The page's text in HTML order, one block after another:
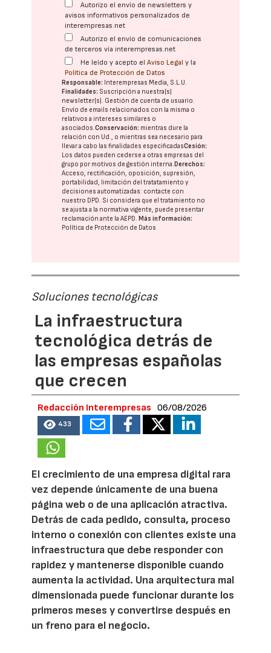
Autorizo el envío de newsletters y
avisos informativos personalizados de
interempresas.net
Autorizo el envío de comunicaciones
de terceros vía interempresas.net
He leído y acepto elAviso Legal y la
Política de Protección de Datos
Responsable: Interempresas Media, S.L.U.
Finalidades: Suscripción a nuestra(s)
newsletter(s). Gestión de cuenta de usuario.
Envío de emails relacionados con la misma o
relativos a intereses similares o
asociados.Conservación: mientras dure la
relación con Ud., o mientras sea necesario para
llevar a cabo las finalidades especificadasCesión:
Los datos pueden cederse a otras empresas del
grupo por motivos de gestión interna. Derechos:
Acceso, rectificación, oposición, supresión,
portabilidad, limitación del tratatamiento y
decisiones automatizadas: contacte con
nuestro DPD. Si considera que el tratamiento no
se ajusta a la normativa vigente, puede presentar
reclamación ante laAEPD. Más información:
Política de Protección de Datos
Soluciones tecnológicas
La infraestructura
tecnológica detrás de
las empresas españolas
que crecen
Redacción Interempresas 06/08/2026
433
El crecimiento de una empresa digital rara
vez depende únicamente de una buena
página web o de una aplicación atractiva.
Detrás de cada pedido, consulta, proceso
interno o conexión con clientes existe una
infraestructura que debe responder con
rapidez y mantenerse disponible cuando
aumenta la actividad. Una arquitectura mal
dimensionada puede funcionar durante los
primeros meses y convertirse después en
un freno para el negocio.